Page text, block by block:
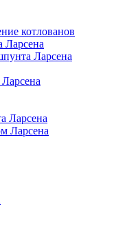
котлованов
Ларсена
Ларсена
Ларсена
Ларсена